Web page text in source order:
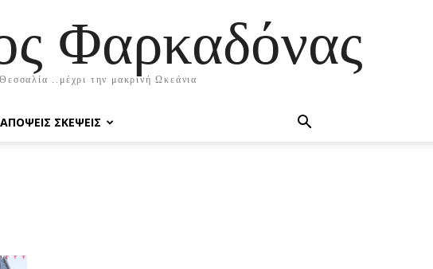
Φαρκαδόνας
..μέχρι την μακρινή Ωκεάνια
ΣΚΈΨΕΙΣ